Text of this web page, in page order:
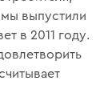
выпустили
в 2011 году.